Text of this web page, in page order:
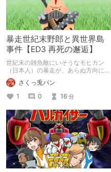
暴走世紀末野郎と異世界島
事件【ED3 再死の邂逅】
世紀末の雑魚敵にいそうなモヒカン
（日本人）の暴走が、あらぬ方向に異
世界を変えるマルチエンドラノベ。 3
番目のお話です。 去年、サービス終
了した「ラノゲツクール」というアプ
リで作った自作マルチエンドADVが元
ネタです。 アプリ終了の都合で、公
開から半日ほどで公開終了になってし
まい、勿体なかったのでラノベ化しま
した。
さくっ兎パン
1
0 16 分